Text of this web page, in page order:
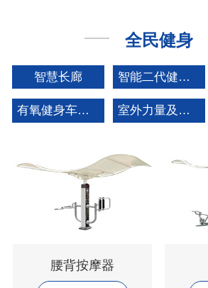
全民健身
智慧长廊 智能二代健身器材
有氧健身车矩阵系列 室外力量及拓展系列
腰背按摩器